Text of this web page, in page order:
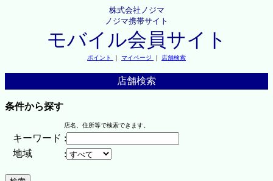
株式会社ノジマ
ノジマ携帯サイト
モバイル会員サイト
ポイント ｜ マイページ ｜ 店舗検索
店舗検索
条件から探す
店名、住所等で検索できます。
キーワード :
地域
: